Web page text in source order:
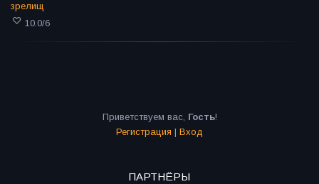
зрелищ
10.0/6
Приветствуем вас, Гость!
Регистрация | Вход
ПАРТНЁРЫ